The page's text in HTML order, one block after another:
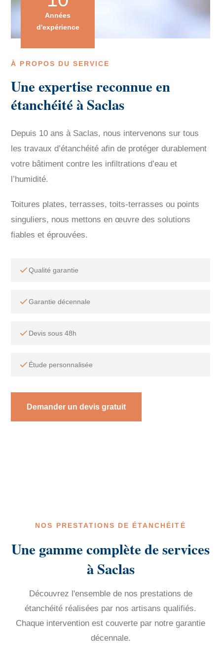
À PROPOS DU SERVICE
Une expertise reconnue en
étanchéité à Saclas
Depuis 10 ans à Saclas, nous intervenons sur tous
les travaux d’étanchéité afin de protéger durablement
votre bâtiment contre les infiltrations d’eau et
l’humidité.
Toitures plates, terrasses, toits-terrasses ou points
singuliers, nous mettons en œuvre des solutions
fiables et éprouvées.
Qualité garantie
Garantie décennale
Devis sous 48h
Étude personnalisée
Demander un devis gratuit
Années
d'expérience
NOS PRESTATIONS DE ÉTANCHÉITÉ
Une gamme complète de services
à Saclas
Découvrez l'ensemble de nos prestations de
étanchéité réalisées par nos artisans qualifiés.
Chaque intervention est couverte par notre garantie
décennale.